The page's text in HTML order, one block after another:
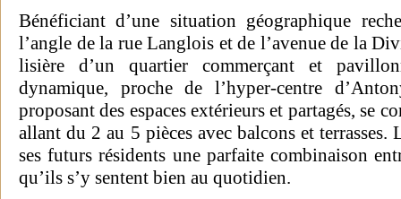
Bénéficiant d’une situation géographique
l’angle de la rue Langlois et de l’avenue de la
lisière d’un quartier commerçant et
dynamique, proche de l’hyper-centre
proposant des espaces extérieurs et partagés, se
allant du 2 au 5 pièces avec balcons et
ses futurs résidents une parfaite combinaison
qu’ils s’y sentent bien au quotidien.